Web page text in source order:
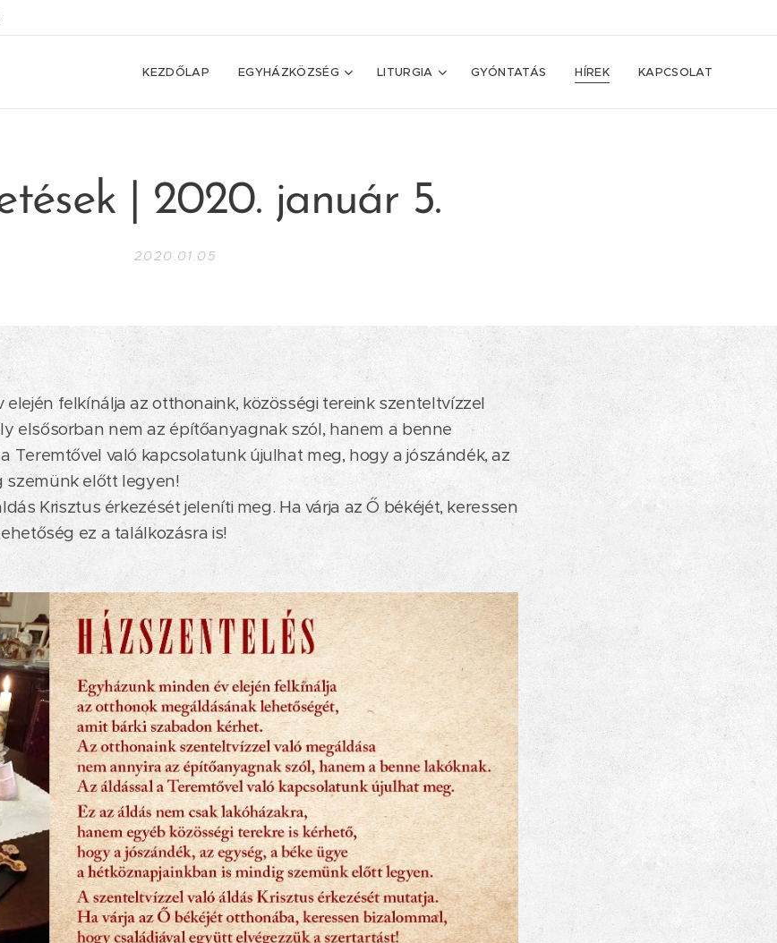
KEZDŐLAP EGYHÁZKÖZSÉG LITURGIA GYÓNTATÁS HÍREK KAPCSOLAT
| 2020. január 5.
2020.01.05
felkínálja az otthonaink, közösségi tereink szenteltvízzel
elsősorban nem az építőanyagnak szól, hanem a benne
Teremtővel való kapcsolatunk újulhat meg, hogy a jószándék, az
szemünk előtt legyen!
Krisztus érkezését jeleníti meg. Ha várja az Ő békéjét, keressen
ez a találkozásra is!